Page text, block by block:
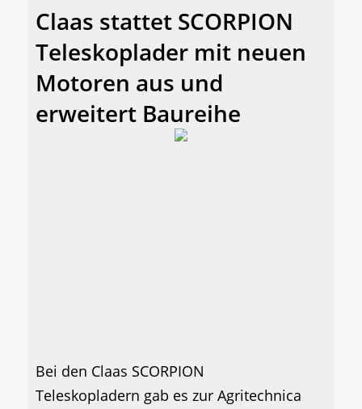
Claas stattet SCORPION
Teleskoplader mit neuen
Motoren aus und
erweitert Baureihe
Bei den Claas SCORPION
Teleskopladern gab es zur Agritechnica